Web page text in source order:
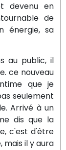
devenu en
de
énergie, sa
au public, il
ce nouveau
que je
seulement
Arrivé à un
dis que la
c'est d'être
mais il y aura